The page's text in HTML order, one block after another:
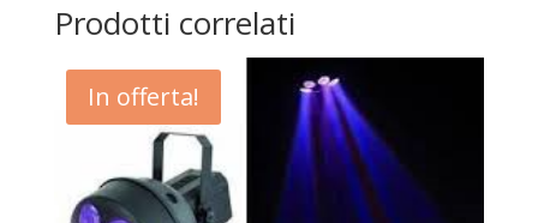
Prodotti correlati
In offerta!